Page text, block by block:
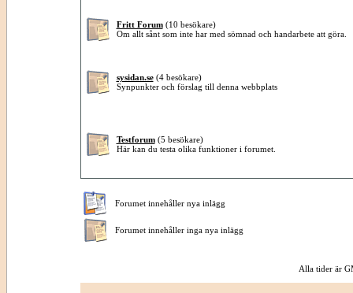
Fritt Forum (10 besökare)
Om allt sånt som inte har med sömnad och handarbete att göra.
sysidan.se (4 besökare)
Synpunkter och förslag till denna webbplats
Testforum (5 besökare)
Här kan du testa olika funktioner i forumet.
Forumet innehåller nya inlägg
Forumet innehåller inga nya inlägg
Alla tider är